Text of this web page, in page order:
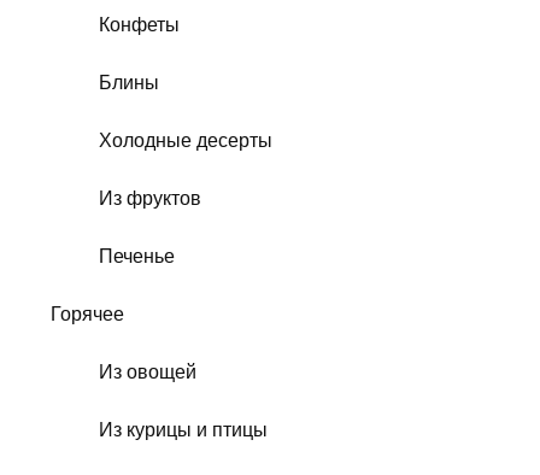
Конфеты
Блины
Холодные десерты
Из фруктов
Печенье
Горячее
Из овощей
Из курицы и птицы